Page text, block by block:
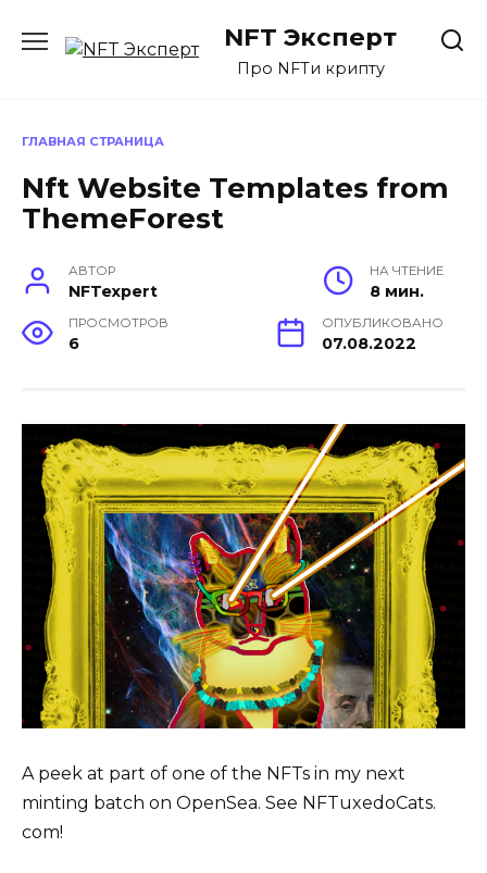
содержанию
NFT Эксперт
Про NFTи крипту
ГЛАВНАЯ СТРАНИЦА
Nft Website Templates from
ThemeForest
АВТОР
NFTexpert
НА ЧТЕНИЕ
8 мин.
ПРОСМОТРОВ
6
ОПУБЛИКОВАНО
07.08.2022
A peek at part of one of the NFTs in my next
minting batch on OpenSea. See NFTuxedoCats.
com!